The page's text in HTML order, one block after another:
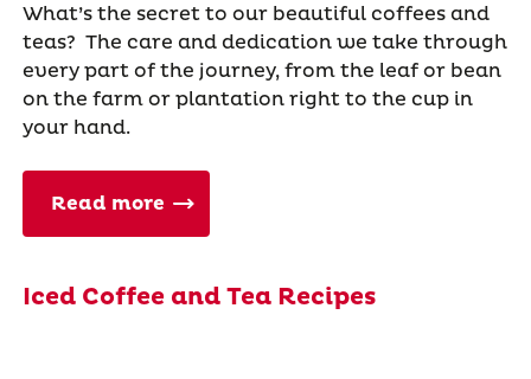
What’s the secret to our beautiful coffees and
teas? The care and dedication we take through
every part of the journey, from the leaf or bean
on the farm or plantation right to the cup in
your hand.
Read more
Iced Coffee and Tea Recipes